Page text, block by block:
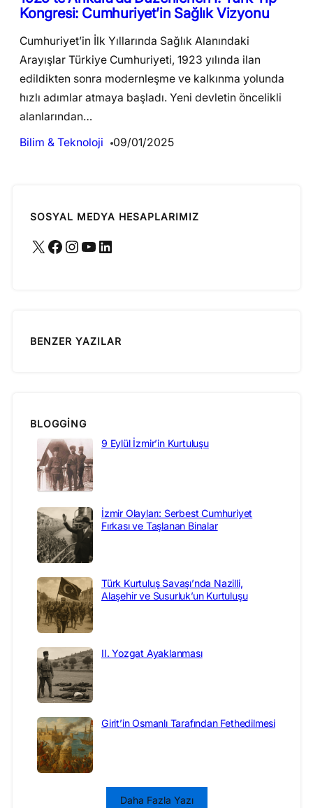
Kongresi: Cumhuriyet’in Sağlık Vizyonu
Cumhuriyet’in İlk Yıllarında Sağlık Alanındaki
Arayışlar Türkiye Cumhuriyeti, 1923 yılında ilan
edildikten sonra modernleşme ve kalkınma yolunda
hızlı adımlar atmaya başladı. Yeni devletin öncelikli
alanlarından…
Bilim & Teknoloji
09/01/2025
SOSYAL MEDYA HESAPLARIMIZ
X Facebook Instagram YouTube LinkedIn
BENZER YAZILAR
BLOGGING
9 Eylül İzmir’in Kurtuluşu
İzmir Olayları: Serbest Cumhuriyet
Fırkası ve Taşlanan Binalar
Türk Kurtuluş Savaşı’nda Nazilli,
Alaşehir ve Susurluk’un Kurtuluşu
II. Yozgat Ayaklanması
Girit’in Osmanlı Tarafından Fethedilmesi
Daha Fazla Yazı